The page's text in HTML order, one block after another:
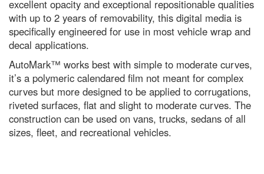
excellent opacity and exceptional repositionable qualities
with up to 2 years of removability, this digital media is
specifically engineered for use in most vehicle wrap and
decal applications.
AutoMark™ works best with simple to moderate curves,
it’s a polymeric calendared film not meant for complex
curves but more designed to be applied to corrugations,
riveted surfaces, flat and slight to moderate curves. The
construction can be used on vans, trucks, sedans of all
sizes, fleet, and recreational vehicles.